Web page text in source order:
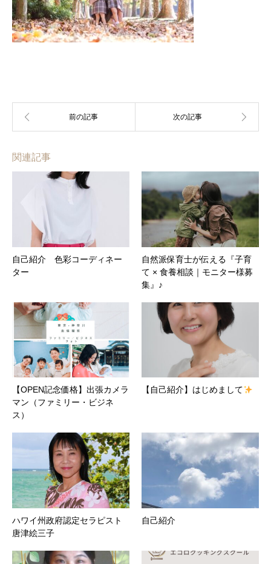
関連記事
自己紹介 色彩コーディネー
ター
自然派保育士が伝える『子育
て × 食養相談｜モニター様募
集』♪
【OPEN記念価格】出張カメラ
マン（ファミリー・ビジネ
ス）
【自己紹介】はじめまして
ハワイ州政府認定セラピスト
唐津絵三子
自己紹介